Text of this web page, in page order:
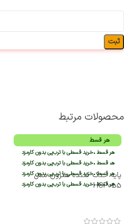
ثبت
محصولات مرتبط
هر قسط
هر قسط•خرید قسطی با ترب‌پی بدون کارمزد
هر قسط•خرید قسطی با ترب‌پی بدون کارمزد
هر قسط•خرید قسطی با ترب‌پی بدون کارمزد
هر قسط•خرید قسطی با ترب‌پی بدون کارمزد
پایه خنک کننده هترون مدل
HCP055